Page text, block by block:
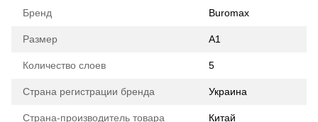
Бренд Buromax
Размер A1
Количество слоев 5
Страна регистрации бренда Украина
Страна-производитель товара Китай